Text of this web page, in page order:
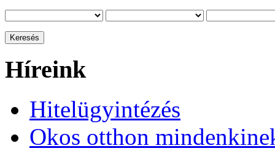
Híreink
Hitelügyintézés
Okos otthon